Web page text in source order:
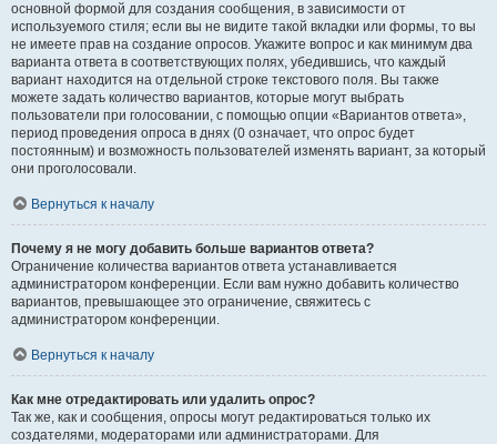
основной формой для создания сообщения, в зависимости от
используемого стиля; если вы не видите такой вкладки или формы, то вы
не имеете прав на создание опросов. Укажите вопрос и как минимум два
варианта ответа в соответствующих полях, убедившись, что каждый
вариант находится на отдельной строке текстового поля. Вы также
можете задать количество вариантов, которые могут выбрать
пользователи при голосовании, с помощью опции «Вариантов ответа»,
период проведения опроса в днях (0 означает, что опрос будет
постоянным) и возможность пользователей изменять вариант, за который
они проголосовали.
Вернуться к началу
Почему я не могу добавить больше вариантов ответа?
Ограничение количества вариантов ответа устанавливается
администратором конференции. Если вам нужно добавить количество
вариантов, превышающее это ограничение, свяжитесь с
администратором конференции.
Вернуться к началу
Как мне отредактировать или удалить опрос?
Так же, как и сообщения, опросы могут редактироваться только их
создателями, модераторами или администраторами. Для